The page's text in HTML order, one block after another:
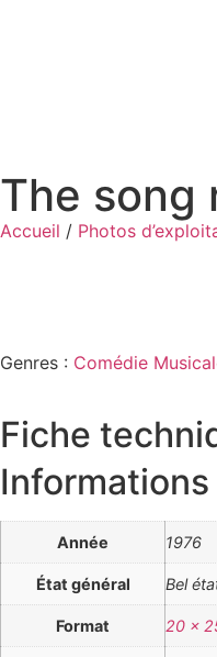
The song
Accueil / Photos
Genres : Comédie
Fiche
Année 1976
État général Bel
Format 20 x